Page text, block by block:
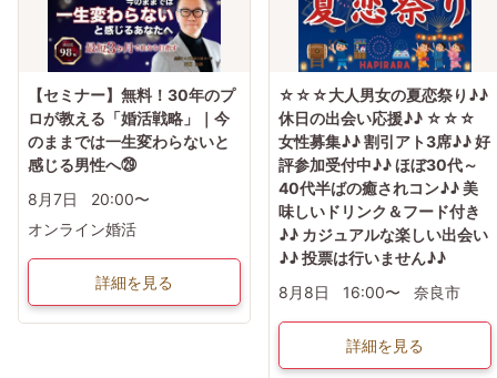
【セミナー】無料！30年のプ
ロが教える「婚活戦略」｜今
のままでは一生変わらないと
感じる男性へ㉙
8月7日
20:00〜
オンライン婚活
詳細を見る
☆☆☆大人男女の夏恋祭り♪♪
休日の出会い応援♪♪ ☆☆☆
女性募集♪♪ 割引アト3席♪♪ 好
評参加受付中♪♪ ほぼ30代～
40代半ばの癒されコン♪♪ 美
味しいドリンク＆フード付き
♪♪ カジュアルな楽しい出会い
♪♪ 投票は行いません♪♪
8月8日
16:00〜 奈良市
詳細を見る